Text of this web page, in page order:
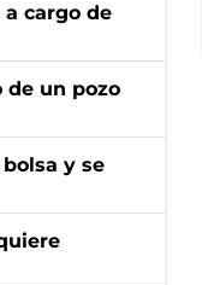
cargo de
de un pozo
y se